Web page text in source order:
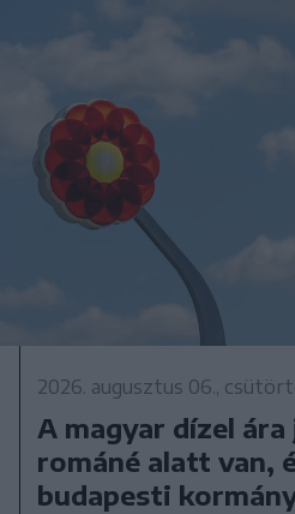
2026. augusztus 06.,
A magyar dízel ára
románé alatt van,
budapesti